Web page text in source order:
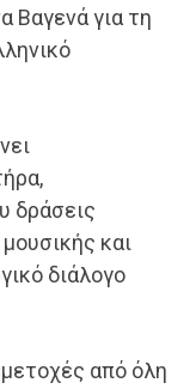
Βαγενά για τη
δράσεις
και
διάλογο
από όλη